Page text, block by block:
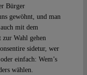
Bürger
gewöhnt, und man
mit dem
zur Wahl gehen
sidetur, wer
einfach: Wem’s
wählen.